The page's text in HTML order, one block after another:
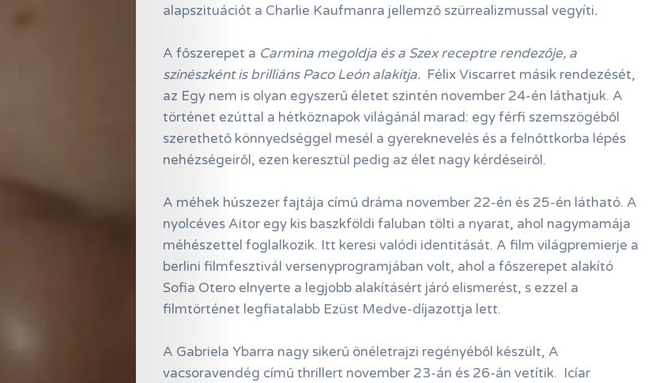
Online
Magazin
Hírlevél
Kapcsolat
Adatkezelés
Search
alapszituációt a Charlie Kaufmanra jellemző szürrealizmussal vegyíti.
A főszerepet a Carmina megoldja és a Szex receptre rendezője, a
színészként is brilliáns Paco León alakítja. Félix Viscarret másik rendezését,
az Egy nem is olyan egyszerű életet szintén november 24-én láthatjuk. A
történet ezúttal a hétköznapok világánál marad: egy férfi szemszögéből
szerethető könnyedséggel mesél a gyereknevelés és a felnőttkorba lépés
nehézségeiről, ezen keresztül pedig az élet nagy kérdéseiről.
A méhek húszezer fajtája című dráma november 22-én és 25-én látható. A
nyolcéves Aitor egy kis baszkföldi faluban tölti a nyarat, ahol nagymamája
méhészettel foglalkozik. Itt keresi valódi identitását. A film világpremierje a
berlini filmfesztivál versenyprogramjában volt, ahol a főszerepet alakító
Sofia Otero elnyerte a legjobb alakításért járó elismerést, s ezzel a
filmtörténet legfiatalabb Ezüst Medve-díjazottja lett.
A Gabriela Ybarra nagy sikerű önéletrajzi regényéből készült, A
vacsoravendég című thrillert november 23-án és 26-án vetítik. Icíar